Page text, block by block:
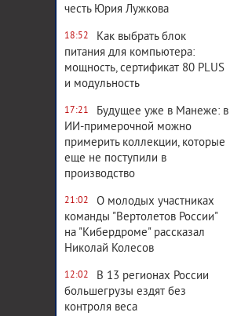
честь Юрия Лужкова
18:52
Как выбрать блок
питания для компьютера:
мощность, сертификат 80 PLUS
и модульность
17:21
Будущее уже в Манеже: в
ИИ-примерочной можно
примерить коллекции, которые
еще не поступили в
производство
21:02
О молодых участниках
команды "Вертолетов России"
на "Кибердроме" рассказал
Николай Колесов
12:02
В 13 регионах России
большегрузы ездят без
контроля веса